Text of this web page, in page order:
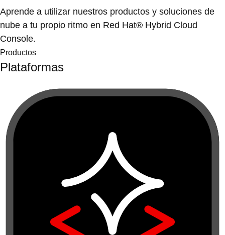
Aprende a utilizar nuestros productos y soluciones de
nube a tu propio ritmo en Red Hat® Hybrid Cloud
Console.
Productos
Plataformas